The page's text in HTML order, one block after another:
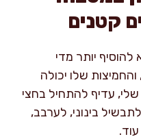
קטנים
יותר מדי
שלו יכולה
עדיף להתחיל בחצי
בינוני, לערבב,